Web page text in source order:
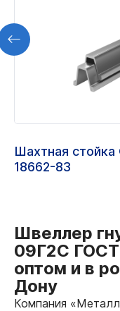
Шахтная
18662-83
Швеллер
09Г2С
оптом и в
Дону
Компания